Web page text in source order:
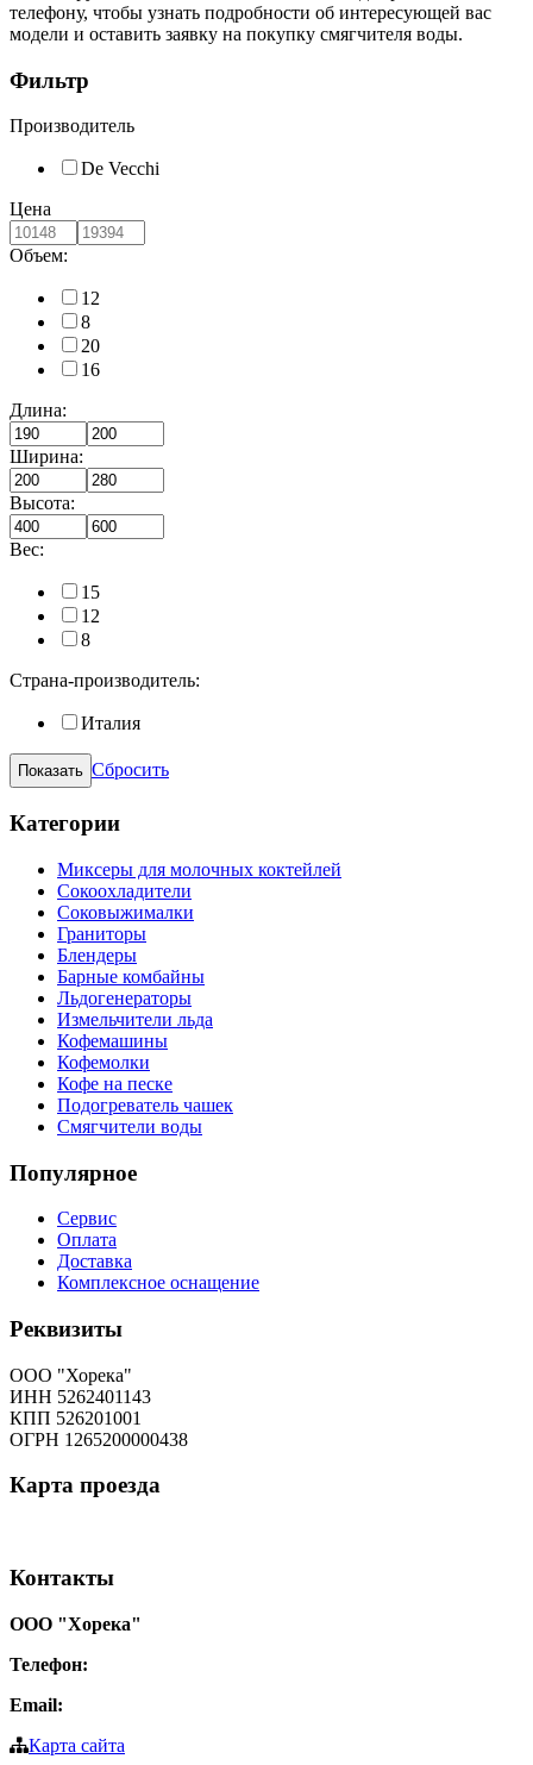
телефону, чтобы узнать подробности об интересующей вас
модели и оставить заявку на покупку смягчителя воды.
Фильтр
Производитель
De Vecchi
Цена
Объем:
12
8
20
16
Длина:
Ширина:
Высота:
Вес:
15
12
8
Страна-производитель:
Италия
Сбросить
Категории
Миксеры для молочных коктейлей
Сокоохладители
Соковыжималки
Граниторы
Блендеры
Барные комбайны
Льдогенераторы
Измельчители льда
Кофемашины
Кофемолки
Кофе на песке
Подогреватель чашек
Смягчители воды
Популярное
Сервис
Оплата
Доставка
Комплексное оснащение
Реквизиты
ООО "Хорека"
ИНН 5262401143
КПП 526201001
ОГРН 1265200000438
Карта проезда
Контакты
ООО "Хорека"
Телефон:
Email:
Карта сайта